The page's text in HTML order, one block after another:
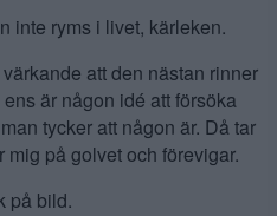
inte ryms i livet, kärleken.
att den nästan rinner
är någon idé att försöka
tycker att någon är. Då tar
på golvet och förevigar.
på bild.